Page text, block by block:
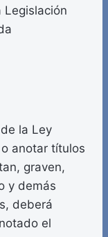
Legislación
la Ley
anotar títulos
graven,
y demás
deberá
el